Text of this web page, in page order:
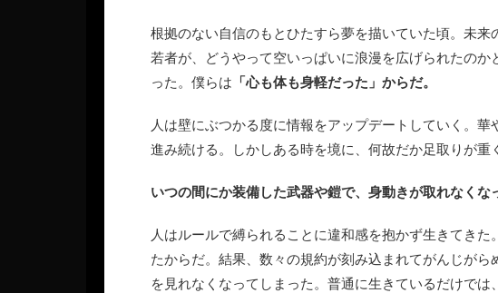
根拠のない自信のもとひたすら夢を描いていた頃。未
若者が、どうやって空いっぱいに浪漫を広げられたの
った。僕らは 「心も体も身軽だった」からだ。
人は壁にぶつかる度に情報をアップデートしていく。
進み続ける。しかしある時を境に、何故だか足取りが重
いつの間にか装備した武器や鎧で、身動きが取れなくな
人はルールで縛られることに違和感を抱かず生きてきた。
たからだ。結果、数々の規約が刻み込まれてがんじが
を見れなくなってしまった。普通に生きているだけで